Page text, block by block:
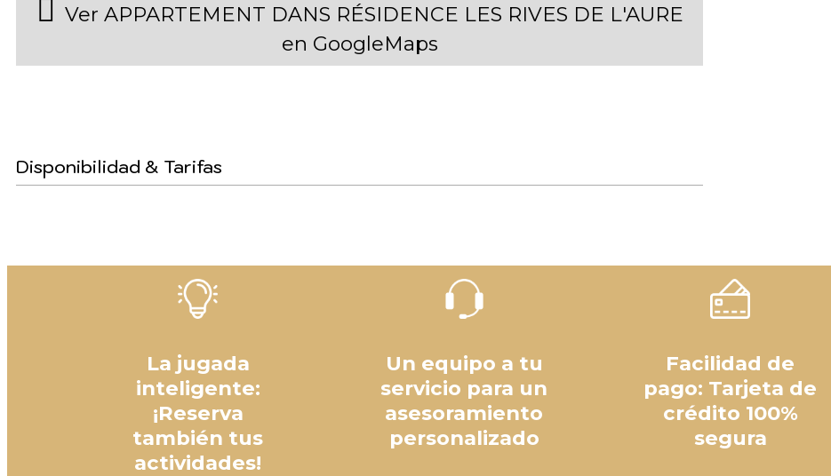
Ver APPARTEMENT DANS RÉSIDENCE LES RIVES DE L'AURE
en GoogleMaps
Disponibilidad & Tarifas
La jugada
inteligente:
¡Reserva
también tus
actividades!
Un equipo a tu
servicio para un
asesoramiento
personalizado
Facilidad de
pago: Tarjeta de
crédito 100%
segura